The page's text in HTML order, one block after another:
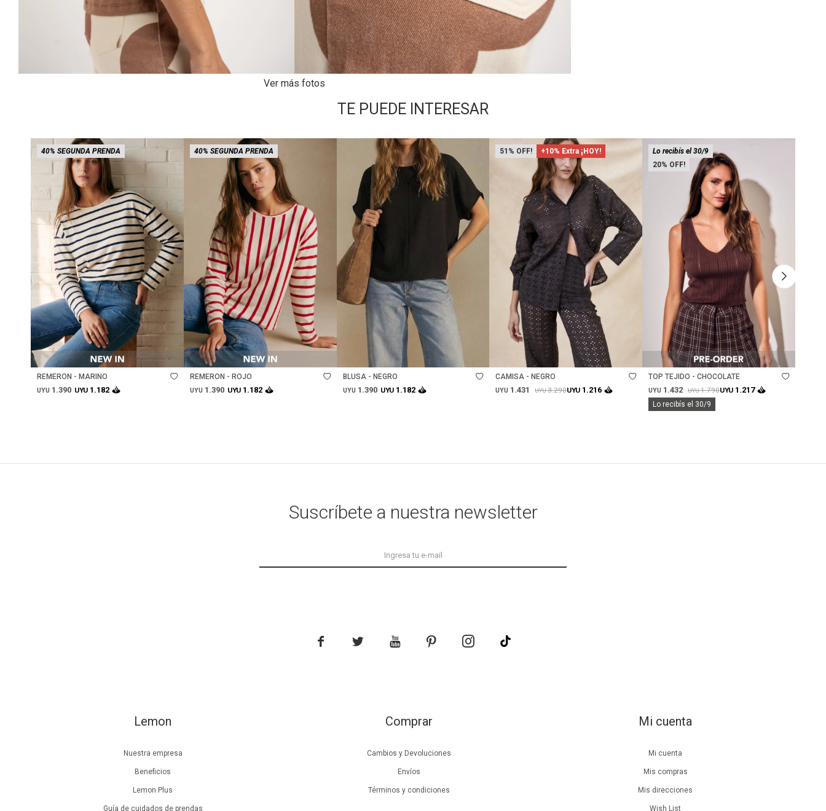
Ver más fotos
TE PUEDE INTERESAR
40% SEGUNDA PRENDA
Talle
REMERON - MARINO
UYU 1.390 UYU 1.182
40% SEGUNDA PRENDA
Talle
REMERON - ROJO
UYU 1.390 UYU 1.182
BLUSA - NEGRO
UYU 1.390 UYU 1.182
51 +10% Extra ¡HOY!
Talle
CAMISA - NEGRO
UYU 1.431 UYU3.290UYU 1.216
20
Lo recibís el 30/9
Talle
TOP TEJIDO - CHOCOLATE
UYU 1.432 UYU1.790UYU 1.217
Lo recibís el 30/9
Lemon
Nuestra empresa
Beneficios
Lemon Plus
Guía de cuidados de prendas
Comprar
Cambios y Devoluciones
Envíos
Términos y condiciones
Mi cuenta
Mi cuenta
Mis compras
Mis direcciones
Wish List
Suscríbete a nuestra newsletter
    